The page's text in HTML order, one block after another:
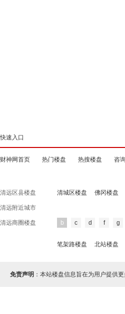
快速入口
财神网首页 热门楼盘 热搜楼盘 咨
清远区县楼盘 清城区楼盘 佛冈楼盘
清远附近城市
清远商圈楼盘 b c d f g
笔架路楼盘 北站楼盘
免责声明 ：本站楼盘信息旨在为用户提供